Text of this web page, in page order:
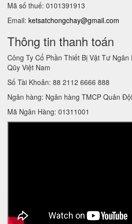
Mã số thuế: 0101391913
Email: ketsatchongchay@gmail.com
Thông tin thanh toán
Công Ty Cổ Phần Thiết Bị Vật Tư Ngân
Qũy Việt Nam
Số Tài Khoản: 88 2112 6666 888
Ngân hàng: Ngân hàng TMCP Quân
Mã Ngân Hàng: 01311001